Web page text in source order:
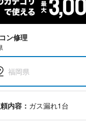
ン修理
福岡県
内容： ガス漏れ1台